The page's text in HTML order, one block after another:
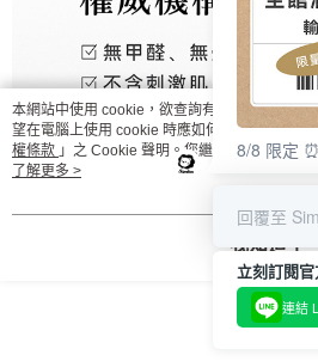
本網站中使用 cookie，欲查詢有關本網站使用
望在電腦上使用 cookie 時應如何變更電腦的
權條款 」之 Cookie 聲明。您繼續使用本網站
用條款之 Cookie 聲明使用 cookie。
了解更多 >
我知道了
8/8 限定
回覆至
立刻訂閱官
連結